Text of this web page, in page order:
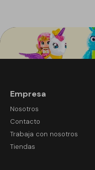
Empresa
Nosotros
Contacto
Trabaja con nosotros
Tiendas